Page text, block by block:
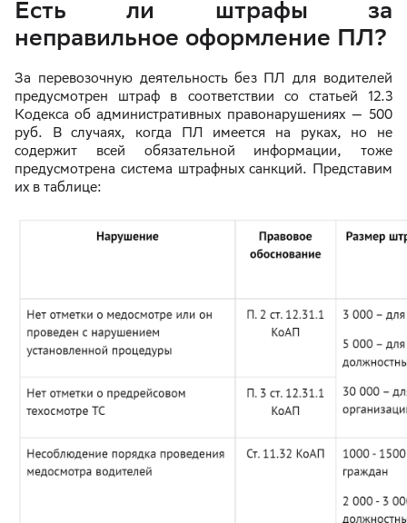
Есть ли штрафы за
неправильное оформление ПЛ?
За перевозочную деятельность без ПЛ для водителей
предусмотрен штраф в соответствии со статьей 12.3
Кодекса об административных правонарушениях — 500
руб. В случаях, когда ПЛ имеется на руках, но не
содержит всей обязательной информации, тоже
предусмотрена система штрафных санкций. Представим
их в таблице: